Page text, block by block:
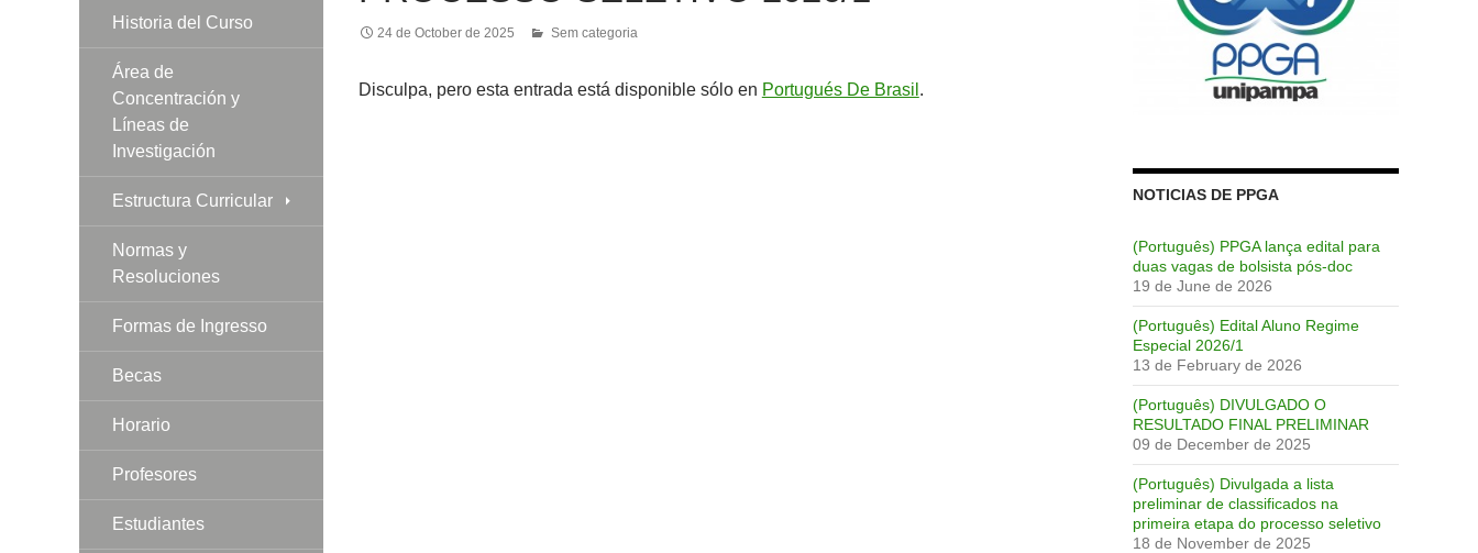
24 de October de 2025 Sem categoria
Disculpa, pero esta entrada está disponible sólo en Portugués De Brasil .
NOTICIAS DE PPGA
(Português) PPGA lança edital para
duas vagas de bolsista pós-doc
19 de June de 2026
(Português) Edital Aluno Regime
Especial 2026/1
13 de February de 2026
(Português) DIVULGADO O
RESULTADO FINAL PRELIMINAR
09 de December de 2025
(Português) Divulgada a lista
preliminar de classificados na
primeira etapa do processo seletivo
18 de November de 2025
Historia del Curso
Área de
Concentración y
Líneas de
Investigación
Estructura Curricular
Normas y
Resoluciones
Formas de Ingresso
Becas
Horario
Profesores
Estudiantes